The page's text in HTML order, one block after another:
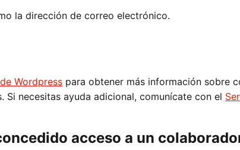
la dirección de correo electrónico.
Wordpress para obtener más información sobre
necesitas ayuda adicional, comunícate con el
acceso a un